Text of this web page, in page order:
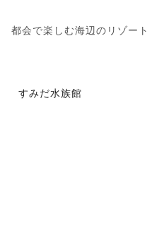
都会で楽しむ海辺のリゾート
すみだ水族館